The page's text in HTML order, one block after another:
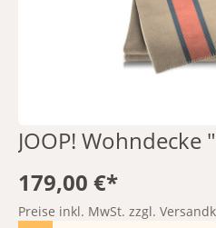
JOOP! Wohndecke
179,00 €*
Preise inkl. MwSt. zzgl.